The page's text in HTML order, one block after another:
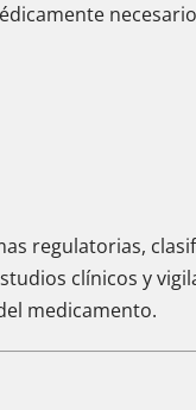
regulatorias,
clínicos y
medicamento.